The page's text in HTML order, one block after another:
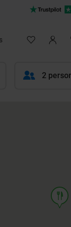
2
food